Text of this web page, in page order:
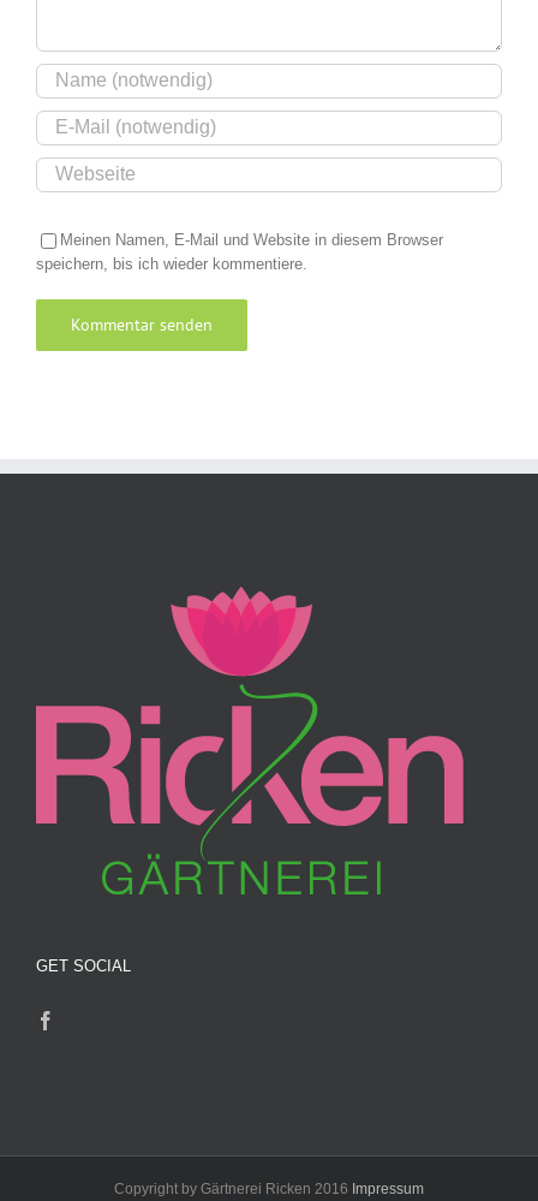
Meinen Namen, E-Mail und Website in diesem Browser
speichern, bis ich wieder kommentiere.
GET SOCIAL
Copyright by Gärtnerei Ricken 2016 Impressum